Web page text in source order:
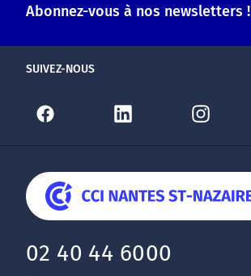
Abonnez-vous à nos newsletters !
SUIVEZ-NOUS
02 40 44 6000